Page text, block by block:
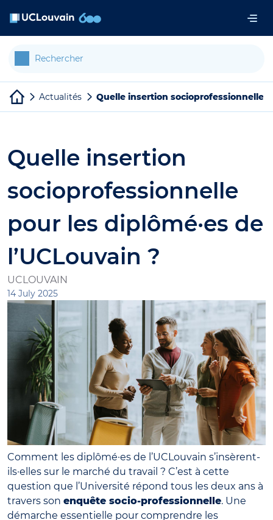
Actualités Quelle insertion socioprofessionnelle
Quelle insertion
socioprofessionnelle
pour les diplômé·es de
l’UCLouvain ?
UCLOUVAIN
14 July 2025
Comment les diplômé·es de l’UCLouvain s’insèrent-
ils·elles sur le marché du travail ? C’est à cette
question que l’Université répond tous les deux ans à
travers son enquête socio-professionnelle. Une
démarche essentielle pour comprendre les